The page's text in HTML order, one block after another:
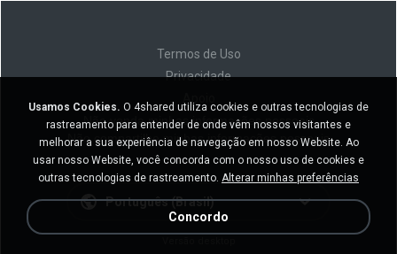
Termos de Uso
Privacidade
Não venda minhas informações pessoais
Não compartilhe minhas informações pessoais
Português (Brasil)
Usamos Cookies. O 4shared utiliza cookies e outras tecnologias de
rastreamento para entender de onde vêm nossos visitantes e
melhorar a sua experiência de navegação em nosso Website. Ao
usar nosso Website, você concorda com o nosso uso de cookies e
outras tecnologias de rastreamento. Alterar minhas preferências
Concordo